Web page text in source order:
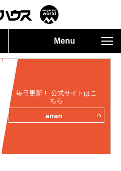
Menu
毎日更新！ 公式サイトはこ
ちら
anan